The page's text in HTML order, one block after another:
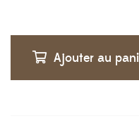
Ajouter au